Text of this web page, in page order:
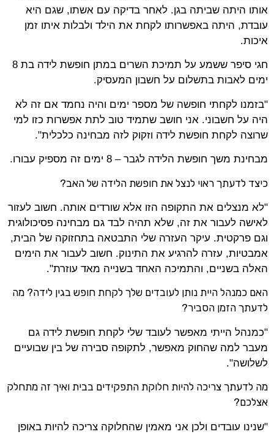
אותו היתה שביתה בגן. לאחר בדיקה עם אשתו, שגם היא
עובדת, היתה באפשרותו לקחת את הילד ולבלות איתו זמן
איכות.
חגי סיפר ששמע על תמיכת השרים במתן חופשת לידה בת 8
ימים לאבות בתשלום על חשבון המעסיק.
"בזמנו לקחתי חופשה של מספר ימים והיה נחמד אם זה לא
היה על חשבוני. אני חושב שתמיד טוב לתת אפשרות כזו למי
שרוצה לקחת חופשת לידה וזקוק לזה מבחינה כלכלית".
מבחינת משך חופשת הלידה לגבר – 8 ימים זה מספיק עבורו.
כיצד לדעתך ראוי לנצל את חופשת הלידה של האב?
"לא מנצלים את התקופה הזו אלא שורדים אותה. חשוב לעזור
לאישה לעבור את זה, שלא תהיה לבד גם מבחינה פסיכולוגית
וגם פרקטית. עיקר העזרה שלי התבטאה בתחזוקה של הבית,
אמבטיות, עזרה להרגיע את התינוק. חשוב לעבור את הימים
האלה בשניים, והתמיכה האחד בשנייה מאד עוזרת".
האם כמנהל היית נותן לעובדים שלך לקחת חופש בגין לידה? מה
לדעתך הזמן הסביר?
"כמנהל הייתי מאפשר לעובד שלי לקחת חופשת לידה גם
מעבר למה שהחוק מאפשר, לתקופה סבירה של בין שבועיים
לשלושה".
מה לדעתך צריכה להיות חלוקת התפקידים בבית ואיך זה מתחלק
אצלכם?
"שנינו עובדים ולכן אני מאמין שהחלוקה צריכה להיות באופן